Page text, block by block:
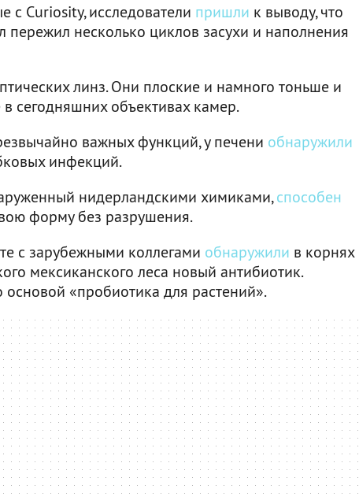
с Curiosity, исследователи пришли к выводу, что
пережил несколько циклов засухи и наполнения
линз. Они плоские и намного тоньше и
сегодняшних объективах камер.
важных функций, у печени обнаружили
инфекций.
нидерландскими химиками,способен
форму без разрушения.
с зарубежными коллегами обнаружили в корнях
мексиканского леса новый антибиотик.
основой «пробиотика для растений».